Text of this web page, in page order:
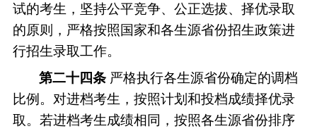
试的考生，坚持公平竞争、公正选拔、择优录取
的原则，严格按照国家和各生源省份招生政策进
行招生录取工作。
第二十四条 严格执行各生源省份确定的调档
比例。对进档考生，按照计划和投档成绩择优录
取。若进档考生成绩相同，按照各生源省份排序